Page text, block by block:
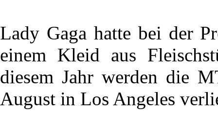
Lady Gaga hatte bei der
einem Kleid aus
diesem Jahr werden die
August in Los Angeles